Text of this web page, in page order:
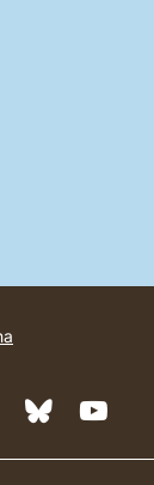
BlueSky
de
Amèrica
YouTube
de
Amèrica